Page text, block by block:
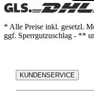
* Alle Preise inkl. gesetzl.
ggf. Sperrgutzuschlag - **
KUNDENSERVICE